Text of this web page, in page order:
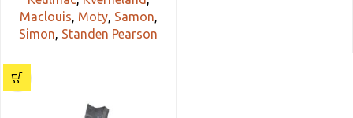
Maclouis, Moty, Samon,
Simon, Standen Pearson